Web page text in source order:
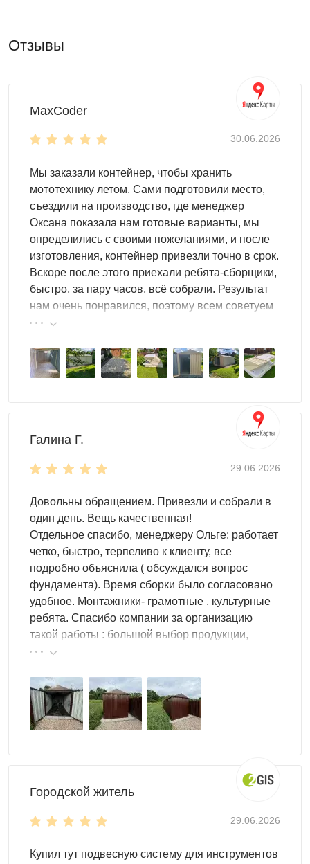
для производства
Использование контейнера возможно для чего угодно:
для хранения инвентаря
для оборудования
для мототехники
Дизайн и внутренняя организация
Выбирайте любой дизайн на свой вкус, чтобы контейнер
максимально органично вписался на участок. Мы
предлагаем такие варианты:
базовый - из оцинкованной стали
различные расцветки RAL
Внутреннее пространство также может быть
организовано, как угодно. Удобство создадут системы
стеллажи
паллеты
Особенности модели
Это максимально вместительная модель с корпусом
6 м. Здесь без труда поместится 10 велосипедов, 5
мотоциклов, садовые качели и надувной бассейн.
Односкатная крышавыдержит любые нагрузки.
Вашему контейнеру не страшна непогода!
Торцевая дверь обеспечит рациональное
использование внутреннего пространства хозблока.
также доступны другие, нестандартные, цвета RAL по
индивидуальному запросу.
Отзывы
MaxCoder
30.06.2026
Мы заказали контейнер, чтобы хранить
мототехнику летом. Сами подготовили место,
съездили на производство, где менеджер
Оксана показала нам готовые варианты, мы
определились с своими пожеланиями, и после
изготовления, контейнер привезли точно в срок.
Вскоре после этого приехали ребята-сборщики,
быстро, за пару часов, всё собрали. Результат
нам очень понравился, поэтому всем советуем
эту фирму.
Галина Г.
29.06.2026
Довольны обращением. Привезли и собрали в
один день. Вещь качественная!
Отдельное спасибо, менеджеру Ольге: работает
четко, быстро, терпеливо к клиенту, все
подробно объяснила ( обсуждался вопрос
фундамента). Время сборки было согласовано
удобное. Монтажники- грамотные , культурные
ребята. Спасибо компании за организацию
такой работы : большой выбор продукции,
реальные цены.
Городской житель
29.06.2026
Купил тут подвесную систему для инструментов